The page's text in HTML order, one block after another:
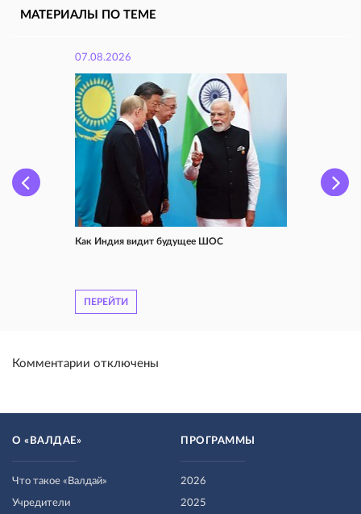
МАТЕРИАЛЫ ПО ТЕМЕ
07.08.2026
Как Индия видит будущее ШОС
ПЕРЕЙТИ
Комментарии отключены
О «ВАЛДАЕ»
Что такое «Валдай»
Учредители
ПРОГРАММЫ
2026
2025